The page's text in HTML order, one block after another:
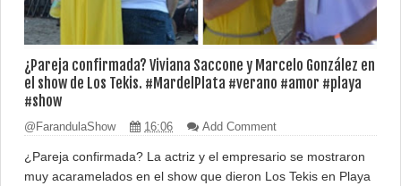
¿Pareja confirmada? Viviana Saccone y Marcelo González en
el show de Los Tekis. #MardelPlata #verano #amor #playa
#show
@FarandulaShow 16:06 Add Comment
¿Pareja confirmada? La actriz y el empresario se mostraron
muy acaramelados en el show que dieron Los Tekis en Playa